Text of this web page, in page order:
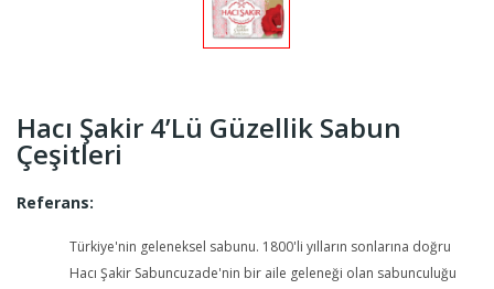
Hacı Şakir 4’lü Güzellik Sabun
Çeşitleri
Referans:
Türkiye'nin geleneksel sabunu. 1800'li yılların sonlarına doğru
Hacı Şakir Sabuncuzade'nin bir aile geleneği olan sabunculuğu